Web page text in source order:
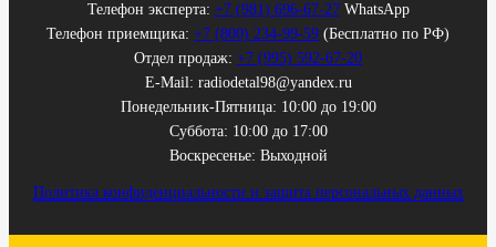
Телефон эксперта: +7 (981) 696-67-27WhatsApp
Телефон приемщика: +7 (800) 234-99-59 (Бесплатно по РФ)
Отдел продаж: +7 (995) 592-67-20
E-Mail: radiodetal98@yandex.ru
Понедельник-Пятница: 10:00 до 19:00
Суббота: 10:00 до 17:00
Воскресенье: Выходной
Политика конфиденциальности и защита персональных данных